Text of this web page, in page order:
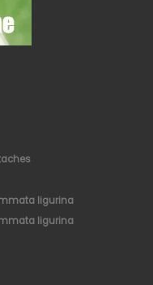
ligurina
ligurina